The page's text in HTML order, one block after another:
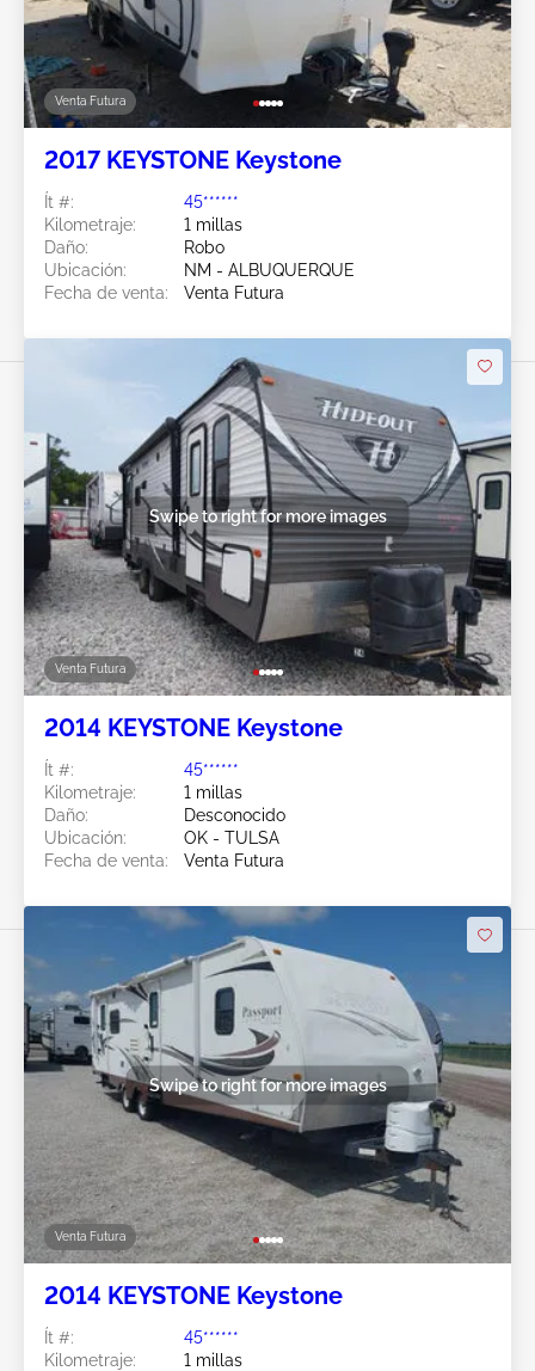
Venta Futura
2017 KEYSTONE Keystone
Ít #:
45******
Kilometraje:
1 millas
Daño:
Robo
Ubicación:
NM - ALBUQUERQUE
Fecha de venta:
Venta Futura
Venta Futura
Swipe to right for more images
2014 KEYSTONE Keystone
Ít #:
45******
Kilometraje:
1 millas
Daño:
Desconocido
Ubicación:
OK - TULSA
Fecha de venta:
Venta Futura
Venta Futura
Swipe to right for more images
2014 KEYSTONE Keystone
Ít #:
45******
Kilometraje:
1 millas